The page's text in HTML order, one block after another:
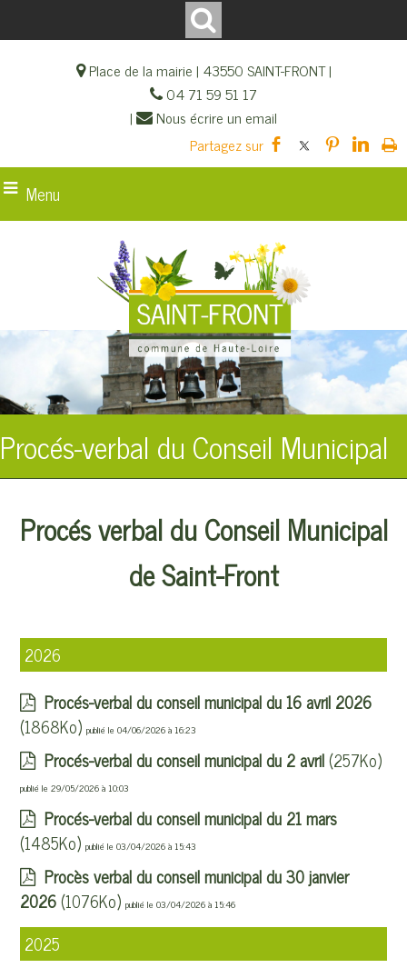
Place de la mairie | 43550 SAINT-FRONT |
04 71 59 51 17
|
Nous écrire un email
Menu
Procés-verbal du Conseil Municipal
Procés verbal du Conseil Municipal
de Saint-Front
2026
Procés-verbal du conseil municipal du 16 avril 2026
(1868Ko)publié le 04/06/2026 à 16:23
Procés-verbal du conseil municipal du 2 avril(257Ko)
publié le 29/05/2026 à 10:03
Procés-verbal du conseil municipal du 21 mars
(1485Ko)publié le 03/04/2026 à 15:43
Procès verbal du conseil municipal du 30 janvier
2026(1076Ko)publié le 03/04/2026 à 15:46
2025